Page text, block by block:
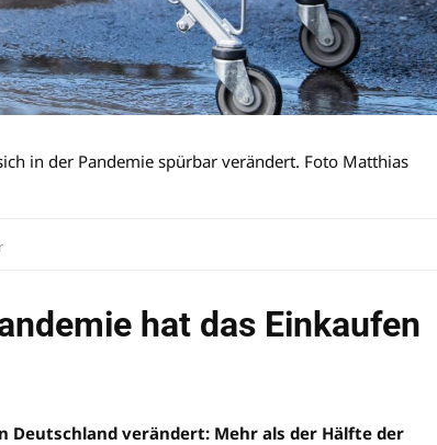
in der Pandemie spürbar verändert. Foto Matthias
hat das Einkaufen
Deutschland verändert: Mehr als der Hälfte der